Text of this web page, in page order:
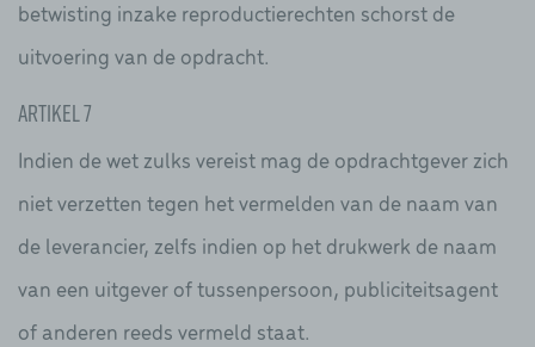
betwisting inzake reproductierechten schorst de
uitvoering van de opdracht.
Artikel 7
Indien de wet zulks vereist mag de opdrachtgever zich
niet verzetten tegen het vermelden van de naam van
de leverancier, zelfs indien op het drukwerk de naam
van een uitgever of tussenpersoon, publiciteitsagent
of anderen reeds vermeld staat.